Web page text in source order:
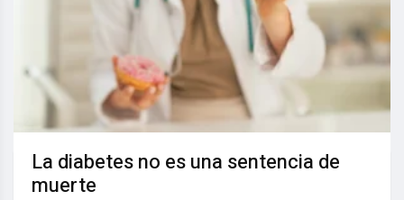
La diabetes no es una sentencia de
muerte